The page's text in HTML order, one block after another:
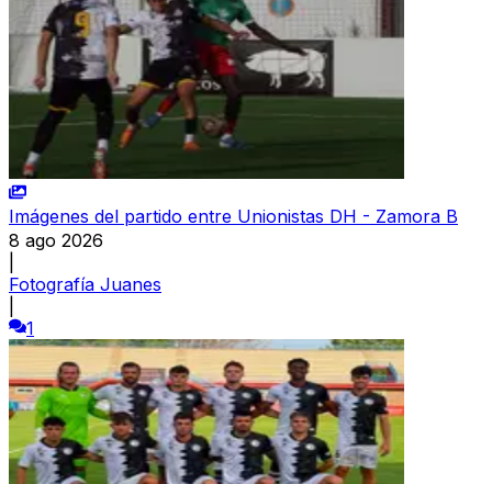
Imágenes del partido entre Unionistas DH - Zamora B
8 ago 2026
Fotografía Juanes
1